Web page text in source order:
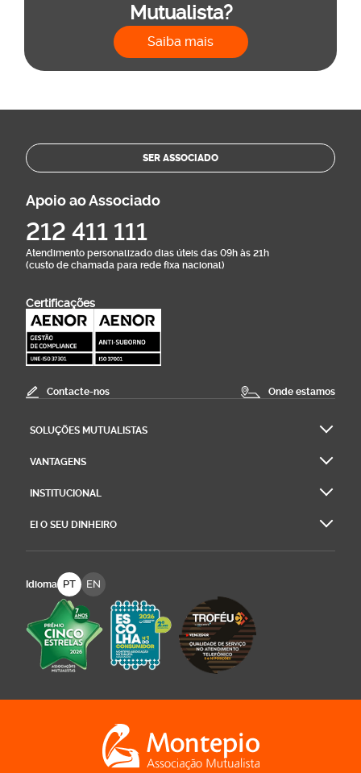
Mutualista?
Saiba mais
SER ASSOCIADO
Apoio ao Associado
212 411 111
Atendimento personalizado dias úteis das 09h às 21h
(custo de chamada para rede fixa nacional)
Certificações
Contacte-nos Onde estamos
SOLUÇÕES MUTUALISTAS
VANTAGENS
INSTITUCIONAL
EI O SEU DINHEIRO
Idioma PT EN
Logo Montepio Associação Mutualista -